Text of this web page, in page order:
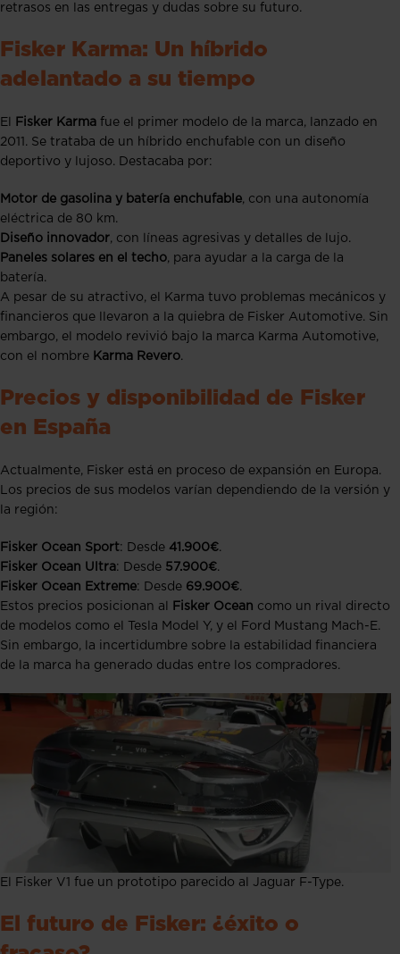
retrasos en las entregas y dudas sobre su futuro.
Fisker Karma: Un híbrido
adelantado a su tiempo
El Fisker Karma fue el primer modelo de la marca, lanzado en
2011. Se trataba de un híbrido enchufable con un diseño
deportivo y lujoso. Destacaba por:
Motor de gasolina y batería enchufable, con una autonomía
eléctrica de 80 km.
Diseño innovador, con líneas agresivas y detalles de lujo.
Paneles solares en el techo, para ayudar a la carga de la
batería.
A pesar de su atractivo, el Karma tuvo problemas mecánicos y
financieros que llevaron a la quiebra de Fisker Automotive. Sin
embargo, el modelo revivió bajo la marca Karma Automotive,
con el nombre Karma Revero.
Precios y disponibilidad de Fisker
en España
Actualmente, Fisker está en proceso de expansión en Europa.
Los precios de sus modelos varían dependiendo de la versión y
la región:
Fisker Ocean Sport: Desde 41.900€.
Fisker Ocean Ultra: Desde 57.900€.
Fisker Ocean Extreme: Desde 69.900€.
Estos precios posicionan al
Fisker Ocean como un rival directo
de modelos como el Tesla Model Y, y el Ford Mustang Mach-E.
Sin embargo, la incertidumbre sobre la estabilidad financiera
de la marca ha generado dudas entre los compradores.
El Fisker V1 fue un prototipo parecido al Jaguar F-Type.
El futuro de Fisker: ¿éxito o